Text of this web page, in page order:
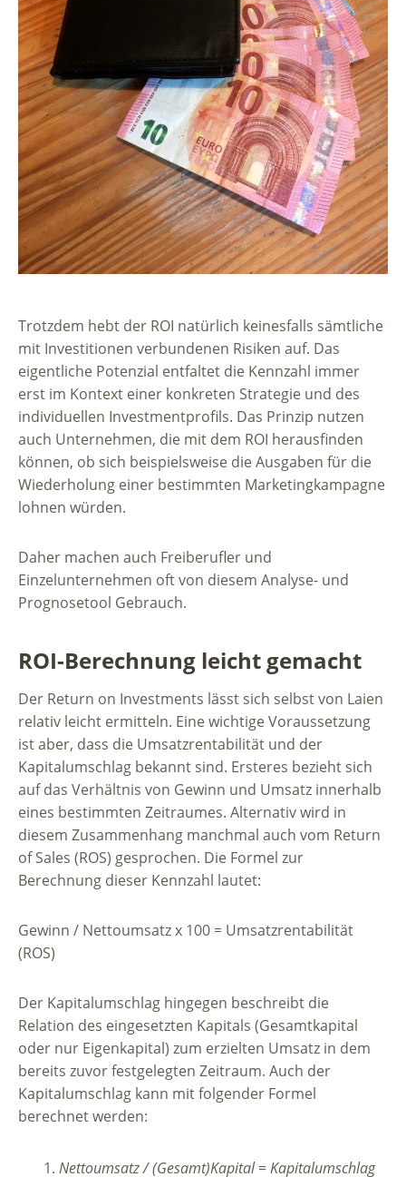
Trotzdem hebt der ROI natürlich keinesfalls sämtliche
mit Investitionen verbundenen Risiken auf. Das
eigentliche Potenzial entfaltet die Kennzahl immer
erst im Kontext einer konkreten Strategie und des
individuellen Investmentprofils. Das Prinzip nutzen
auch Unternehmen, die mit dem ROI herausfinden
können, ob sich beispielsweise die Ausgaben für die
Wiederholung einer bestimmten Marketingkampagne
lohnen würden.
Daher machen auch Freiberufler und
Einzelunternehmen oft von diesem Analyse- und
Prognosetool Gebrauch.
ROI-Berechnung leicht gemacht
Der Return on Investments lässt sich selbst von Laien
relativ leicht ermitteln. Eine wichtige Voraussetzung
ist aber, dass die Umsatzrentabilität und der
Kapitalumschlag bekannt sind. Ersteres bezieht sich
auf das Verhältnis von Gewinn und Umsatz innerhalb
eines bestimmten Zeitraumes. Alternativ wird in
diesem Zusammenhang manchmal auch vom Return
of Sales (ROS) gesprochen. Die Formel zur
Berechnung dieser Kennzahl lautet:
Gewinn / Nettoumsatz x 100 = Umsatzrentabilität
(ROS)
Der Kapitalumschlag hingegen beschreibt die
Relation des eingesetzten Kapitals (Gesamtkapital
oder nur Eigenkapital) zum erzielten Umsatz in dem
bereits zuvor festgelegten Zeitraum. Auch der
Kapitalumschlag kann mit folgender Formel
berechnet werden:
Nettoumsatz / (Gesamt)Kapital = Kapitalumschlag